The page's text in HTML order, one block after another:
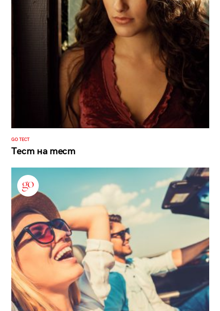
GO ТЕСТ
Тест на тест